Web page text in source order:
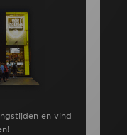
en vind